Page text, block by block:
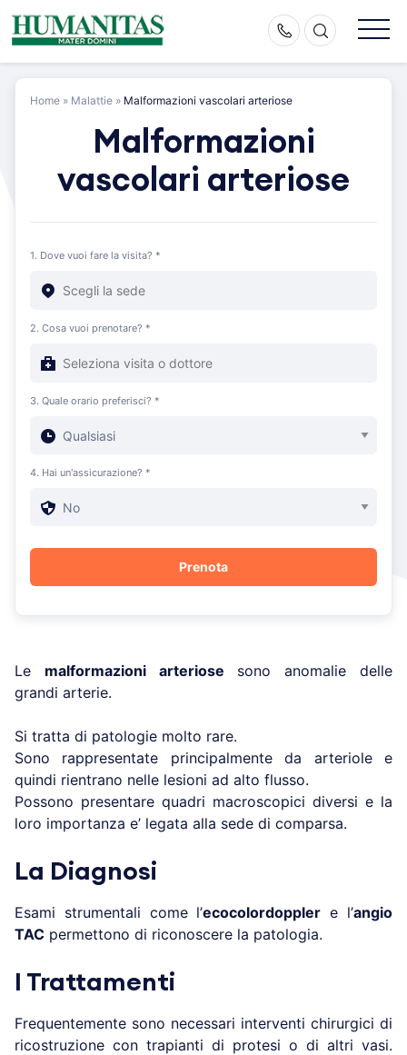
Skip
to
Home » Malattie » Malformazioni vascolari arteriose
Malformazioni
vascolari arteriose
1. Dove vuoi fare la visita? *
2. Cosa vuoi prenotare? *
3. Quale orario preferisci? *
4. Hai un'assicurazione? *
Le malformazioni arteriose sono anomalie delle
grandi arterie.
Si tratta di patologie molto rare.
Sono rappresentate principalmente da arteriole e
quindi rientrano nelle lesioni ad alto flusso.
Possono presentare quadri macroscopici diversi e la
loro importanza e’ legata alla sede di comparsa.
La Diagnosi
Esami strumentali come l’ecocolordoppler e l’angio
TAC permettono di riconoscere la patologia.
I Trattamenti
Frequentemente sono necessari interventi chirurgici di
ricostruzione con trapianti di protesi o di altri vasi.